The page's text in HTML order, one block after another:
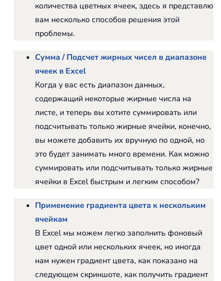
количества цветных ячеек, здесь я представлю
вам несколько способов решения этой
проблемы.
Сумма / Подсчет жирных чисел в диапазоне
ячеек в Excel
Когда у вас есть диапазон данных,
содержащий некоторые жирные числа на
листе, и теперь вы хотите суммировать или
подсчитывать только жирные ячейки, конечно,
вы можете добавить их вручную по одной, но
это будет занимать много времени. Как можно
суммировать или подсчитывать только жирные
ячейки в Excel быстрым и легким способом?
Применение градиента цвета к нескольким
ячейкам
В Excel мы можем легко заполнить фоновый
цвет одной или нескольких ячеек, но иногда
нам нужен градиент цвета, как показано на
следующем скриншоте, как получить градиент